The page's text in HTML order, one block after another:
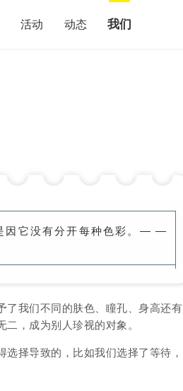
活动 动态 我们
因它没有分开每种色彩。— —
了我们不同的肤色、瞳孔、身高还有
，成为别人珍视的对象。
择导致的，比如我们选择了等待，